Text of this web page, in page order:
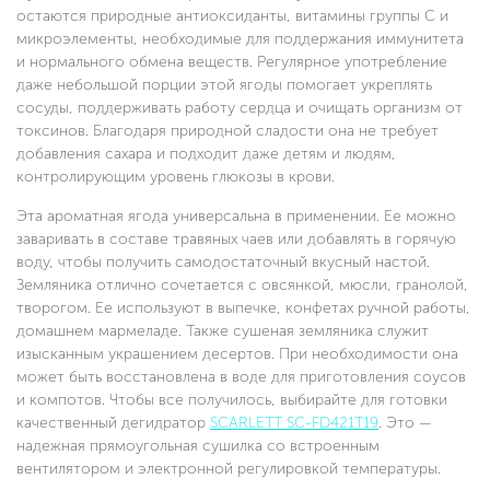
остаются природные антиоксиданты, витамины группы C и
микроэлементы, необходимые для поддержания иммунитета
и нормального обмена веществ. Регулярное употребление
даже небольшой порции этой ягоды помогает укреплять
сосуды, поддерживать работу сердца и очищать организм от
токсинов. Благодаря природной сладости она не требует
добавления сахара и подходит даже детям и людям,
контролирующим уровень глюкозы в крови.
Эта ароматная ягода универсальна в применении. Ее можно
заваривать в составе травяных чаев или добавлять в горячую
воду, чтобы получить самодостаточный вкусный настой.
Земляника отлично сочетается с овсянкой, мюсли, гранолой,
творогом. Ее используют в выпечке, конфетах ручной работы,
домашнем мармеладе. Также сушеная земляника служит
изысканным украшением десертов. При необходимости она
может быть восстановлена в воде для приготовления соусов
и компотов. Чтобы все получилось, выбирайте для готовки
качественный дегидратор SCARLETT SC-FD421T19. Это —
надежная прямоугольная сушилка со встроенным
вентилятором и электронной регулировкой температуры.